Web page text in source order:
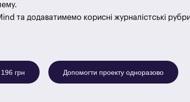
та додаватимемо корисні журналістські
грн Допомогти проекту одноразово